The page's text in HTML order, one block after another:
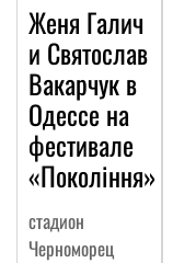
Женя Галич
и Святослав
Вакарчук в
Одессе на
фестивале
«Покоління»
стадион
Черноморец